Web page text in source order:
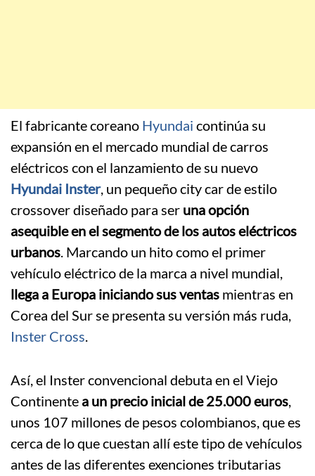
El fabricante coreano Hyundai continúa su
expansión en el mercado mundial de carros
eléctricos con el lanzamiento de su nuevo
Hyundai Inster, un pequeño city car de estilo
crossover diseñado para ser una opción
asequible en el segmento de los autos eléctricos
urbanos. Marcando un hito como el primer
vehículo eléctrico de la marca a nivel mundial,
llega a Europa iniciando sus ventas mientras en
Corea del Sur se presenta su versión más ruda,
Inster Cross.
Así, el Inster convencional debuta en el Viejo
Continente a un precio inicial de 25.000 euros,
unos 107 millones de pesos colombianos, que es
cerca de lo que cuestan allí este tipo de vehículos
antes de las diferentes exenciones tributarias